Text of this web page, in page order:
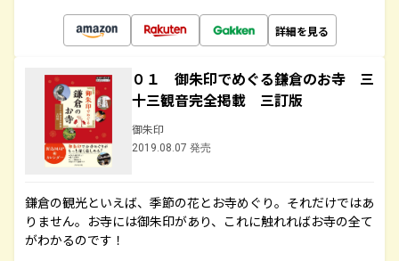
詳細を見る
０１ 御朱印でめぐる鎌倉のお寺 三
十三観音完全掲載 三訂版
御朱印
2019.08.07 発売
鎌倉の観光といえば、季節の花とお寺めぐり。それだけではあ
りません。お寺には御朱印があり、これに触れればお寺の全て
がわかるのです！